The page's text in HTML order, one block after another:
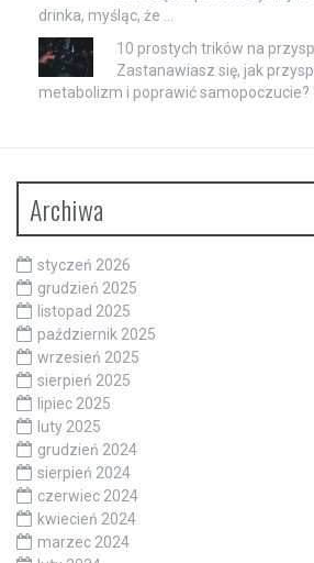
drinka, myśląc, że …
10 prostych trików na
Zastanawiasz się, jak
metabolizm i poprawić samopoczucie?
Archiwa
styczeń 2026
grudzień 2025
listopad 2025
październik 2025
wrzesień 2025
sierpień 2025
lipiec 2025
luty 2025
grudzień 2024
sierpień 2024
czerwiec 2024
kwiecień 2024
marzec 2024